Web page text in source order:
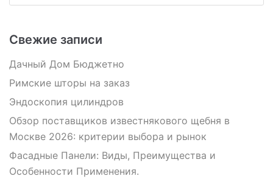
Свежие записи
Дачный Дом Бюджетно
Римские шторы на заказ
Эндоскопия цилиндров
Обзор поставщиков известнякового щебня в
Москве 2026: критерии выбора и рынок
Фасадные Панели: Виды, Преимущества и
Особенности Применения.